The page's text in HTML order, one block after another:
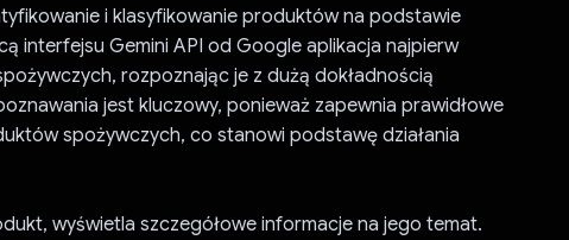
i klasyfikowanie produktów na podstawie
interfejsu Gemini API od Google aplikacja najpierw
rozpoznając je z dużą dokładnością
jest kluczowy, ponieważ zapewnia prawidłowe
spożywczych, co stanowi podstawę działania
wyświetla szczegółowe informacje na jego temat.